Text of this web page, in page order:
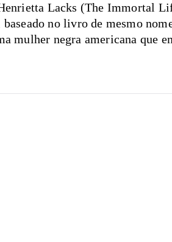
Lacks (The Immortal
no livro de mesmo
mulher negra americana que